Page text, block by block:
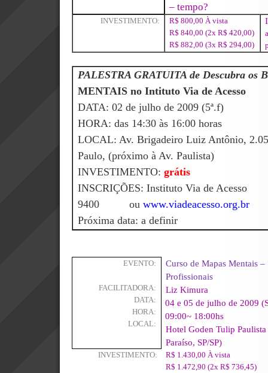
– tempo?
INVESTIMENTO:
R$ 800,00 À vista
R$ 840,00 (2x R$ 420,00)
R$ 882,00 (3x R$ 294,00)
PALESTRA GRATUITA de Descubra os
MENTAIS no Intituto Via de Acesso
DATA: 02 de julho de 2009 (5ª.f)
HORA: das 14:30 às 16:00 horas
LOCAL: Av. Brigadeiro Luiz Antônio,
Paulo, (próximo à Av. Paulista)
INVESTIMENTO: grátis
INSCRIÇÕES: Instituto Via de
9400 ou www.viadeacesso.org.br
Próxima data: a definir
EVENTO:
FACILITADORA:
DATA:
HORA:
LOCAL:
Curso de Mapas Mentais
Profissionais
Liz Kimura
04 e 05 de julho de 2009
09:00~ 18:00hs
Hotel Goden Tulip
Paraíso, SP/SP)
INVESTIMENTO:
R$ 1.430,00 À vista
R$ 1.472,90 (2x R$ 736,45)